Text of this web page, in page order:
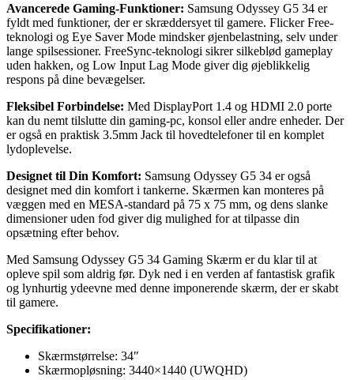
Avancerede Gaming-Funktioner: Samsung Odyssey G5 34 er
fyldt med funktioner, der er skræddersyet til gamere. Flicker Free-
teknologi og Eye Saver Mode mindsker øjenbelastning, selv under
lange spilsessioner. FreeSync-teknologi sikrer silkeblød gameplay
uden hakken, og Low Input Lag Mode giver dig øjeblikkelig
respons på dine bevægelser.
Fleksibel Forbindelse: Med DisplayPort 1.4 og HDMI 2.0 porte
kan du nemt tilslutte din gaming-pc, konsol eller andre enheder. Der
er også en praktisk 3.5mm Jack til hovedtelefoner til en komplet
lydoplevelse.
Designet til Din Komfort: Samsung Odyssey G5 34 er også
designet med din komfort i tankerne. Skærmen kan monteres på
væggen med en MESA-standard på 75 x 75 mm, og dens slanke
dimensioner uden fod giver dig mulighed for at tilpasse din
opsætning efter behov.
Med Samsung Odyssey G5 34 Gaming Skærm er du klar til at
opleve spil som aldrig før. Dyk ned i en verden af fantastisk grafik
og lynhurtig ydeevne med denne imponerende skærm, der er skabt
til gamere.
Specifikationer:
Skærmstørrelse: 34″
Skærmopløsning: 3440×1440 (UWQHD)